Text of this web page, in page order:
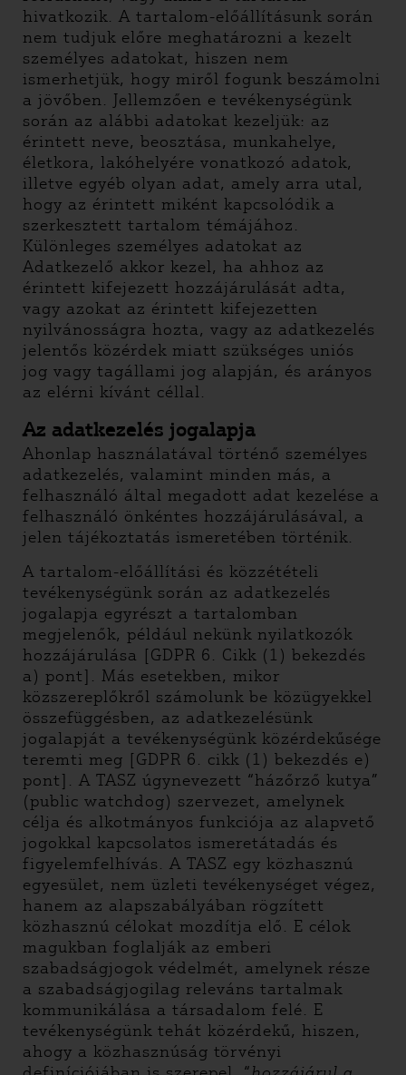
hivatkozik. A tartalom-előállításunk során
nem tudjuk előre meghatározni a kezelt
személyes adatokat, hiszen nem
ismerhetjük, hogy miről fogunk beszámolni
a jövőben. Jellemzően e tevékenységünk
során az alábbi adatokat kezeljük: az
érintett neve, beosztása, munkahelye,
életkora, lakóhelyére vonatkozó adatok,
illetve egyéb olyan adat, amely arra utal,
hogy az érintett miként kapcsolódik a
szerkesztett tartalom témájához.
Különleges személyes adatokat az
Adatkezelő akkor kezel, ha ahhoz az
érintett kifejezett hozzájárulását adta,
vagy azokat az érintett kifejezetten
nyilvánosságra hozta, vagy az adatkezelés
jelentős közérdek miatt szükséges uniós
jog vagy tagállami jog alapján, és arányos
az elérni kívánt céllal.
Az adatkezelés jogalapja
Ahonlap használatával történő személyes
adatkezelés, valamint minden más, a
felhasználó által megadott adat kezelése a
felhasználó önkéntes hozzájárulásával, a
jelen tájékoztatás ismeretében történik.
A tartalom-előállítási és közzétételi
tevékenységünk során az adatkezelés
jogalapja egyrészt a tartalomban
megjelenők, például nekünk nyilatkozók
hozzájárulása [GDPR 6. Cikk (1) bekezdés
a) pont]. Más esetekben, mikor
közszereplőkről számolunk be közügyekkel
összefüggésben, az adatkezelésünk
jogalapját a tevékenységünk közérdekűsége
teremti meg [GDPR 6. cikk (1) bekezdés e)
pont]. A TASZ úgynevezett “házőrző kutya”
(public watchdog) szervezet, amelynek
célja és alkotmányos funkciója az alapvető
jogokkal kapcsolatos ismeretátadás és
figyelemfelhívás. A TASZ egy közhasznú
egyesület, nem üzleti tevékenységet végez,
hanem az alapszabályában rögzített
közhasznú célokat mozdítja elő. E célok
magukban foglalják az emberi
szabadságjogok védelmét, amelynek része
a szabadságjogilag releváns tartalmak
kommunikálása a társadalom felé. E
tevékenységünk tehát közérdekű, hiszen,
ahogy a közhasznúság törvényi